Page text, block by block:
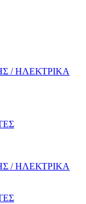
/ ΗΛΕΚΤΡΙΚΑ
/ ΗΛΕΚΤΡΙΚΑ